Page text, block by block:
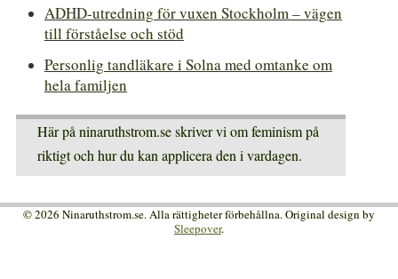
ADHD-utredning för vuxen Stockholm – vägen
till förståelse och stöd
Personlig tandläkare i Solna med omtanke om
hela familjen
Här på ninaruthstrom.se skriver vi om feminism på
riktigt och hur du kan applicera den i vardagen.
© 2026 Ninaruthstrom.se. Alla rättigheter förbehållna. Original design by
Sleepover.